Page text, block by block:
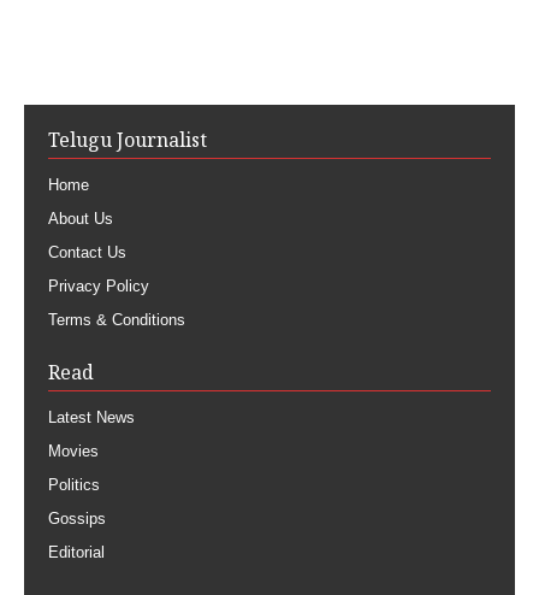
Telugu Journalist
Home
About Us
Contact Us
Privacy Policy
Terms & Conditions
Read
Latest News
Movies
Politics
Gossips
Editorial